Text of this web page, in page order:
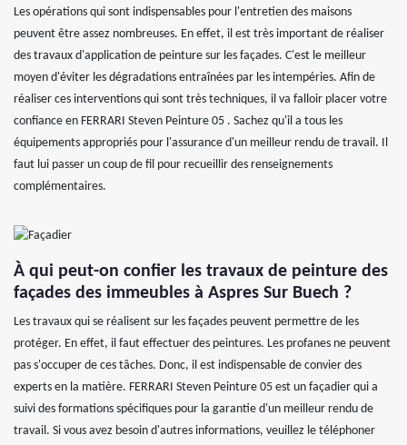
Les opérations qui sont indispensables pour l'entretien des maisons
peuvent être assez nombreuses. En effet, il est très important de réaliser
des travaux d'application de peinture sur les façades. C'est le meilleur
moyen d'éviter les dégradations entraînées par les intempéries. Afin de
réaliser ces interventions qui sont très techniques, il va falloir placer votre
confiance en FERRARI Steven Peinture 05 . Sachez qu'il a tous les
équipements appropriés pour l'assurance d'un meilleur rendu de travail. Il
faut lui passer un coup de fil pour recueillir des renseignements
complémentaires.
À qui peut-on confier les travaux de peinture des
façades des immeubles à Aspres Sur Buech ?
Les travaux qui se réalisent sur les façades peuvent permettre de les
protéger. En effet, il faut effectuer des peintures. Les profanes ne peuvent
pas s'occuper de ces tâches. Donc, il est indispensable de convier des
experts en la matière. FERRARI Steven Peinture 05 est un façadier qui a
suivi des formations spécifiques pour la garantie d'un meilleur rendu de
travail. Si vous avez besoin d'autres informations, veuillez le téléphoner